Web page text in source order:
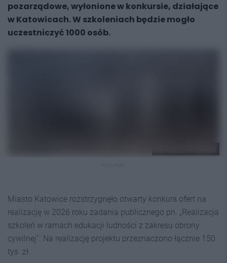
pozarządowe, wyłonione w konkursie, działające
w Katowicach. W szkoleniach będzie mogło
uczestniczyć 1000 osób.
Miasto Katowice rozstrzygnęło otwarty konkurs ofert na
realizację w 2026 roku zadania publicznego pn. „Realizacja
szkoleń w ramach edukacji ludności z zakresu obrony
cywilnej”. Na realizację projektu przeznaczono łącznie 150
tys. zł.